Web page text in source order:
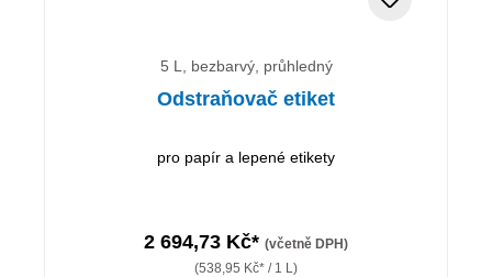
5 L, bezbarvý, průhledný
Odstraňovač etiket
pro papír a lepené etikety
2 694,73 Kč* (včetně DPH)
(538,95 Kč* / 1 L)